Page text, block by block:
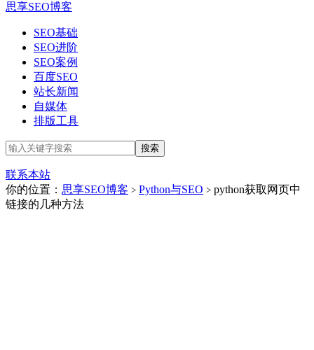
思享SEO博客
SEO基础
SEO进阶
SEO案例
百度SEO
站长新闻
自媒体
排版工具
联系本站
你的位置： 思享SEO博客 > Python与SEO > python获取网页中
链接的几种方法